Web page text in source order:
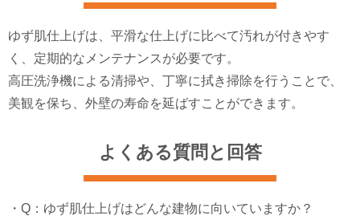
ゆず肌仕上げは、平滑な仕上げに比べて汚れが付きやす
く、定期的なメンテナンスが必要です。
高圧洗浄機による清掃や、丁寧に拭き掃除を行うことで、
美観を保ち、外壁の寿命を延ばすことができます。
よくある質問と回答
・Q：ゆず肌仕上げはどんな建物に向いていますか？